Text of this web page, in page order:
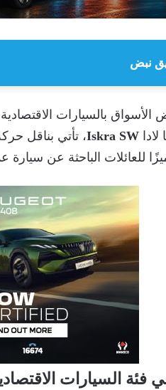
نبض
بالسيارات
Iskra SW
فئة السيارات